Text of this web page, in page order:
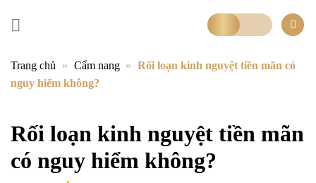
dungTrang chủ » Cẩm nang » Rối loạn kinh nguyệt tiền mãn có
nguy hiểm không?
Rối loạn kinh nguyệt tiền mãn
có nguy hiểm không?